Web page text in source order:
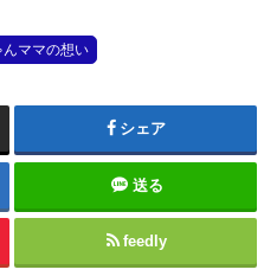
ママの想い
シェア
送る
feedly